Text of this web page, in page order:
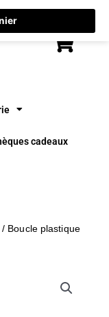
cadeaux
Boucle plastique